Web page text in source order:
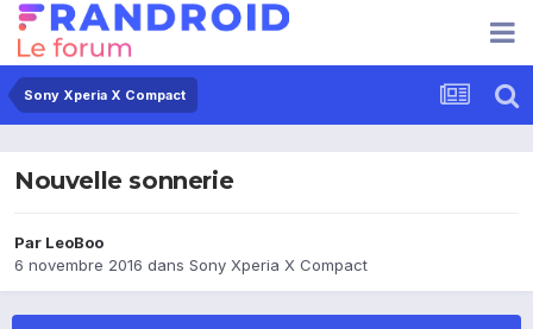
Sony Xperia X Compact
Nouvelle sonnerie
Par LeoBoo
6 novembre 2016 dans Sony Xperia X Compact